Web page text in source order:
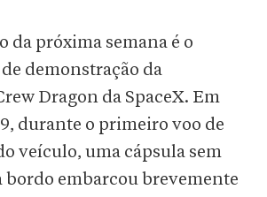
da próxima semana é o
demonstração da
Dragon da SpaceX. Em
durante o primeiro voo de
veículo, uma cápsula sem
bordo embarcou brevemente